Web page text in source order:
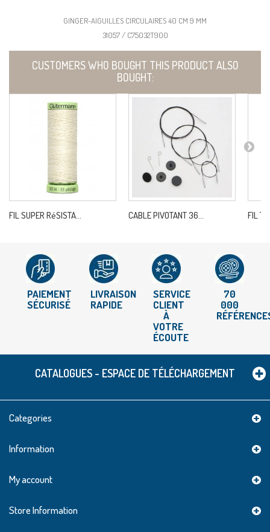
GINGER-AIGUILLES CIRCULAIRES 40 CM 9 MM
31057 / C75032T900
CUSTOMERS WHO BOUGHT THIS PRODUCT ALSO
BOUGHT:
FIL SUPER RéSISTA... CABLE PIVOTANT 36... FIL
PAIEMENT
SÉCURISÉ
LIVRAISON
RAPIDE
SERVICE
CLIENT
À
VOTRE
ÉCOUTE
70
000
CATALOGUES - ESPACE DE TÉLÉCHARGEMENT
Categories
Information
My account
Store Information